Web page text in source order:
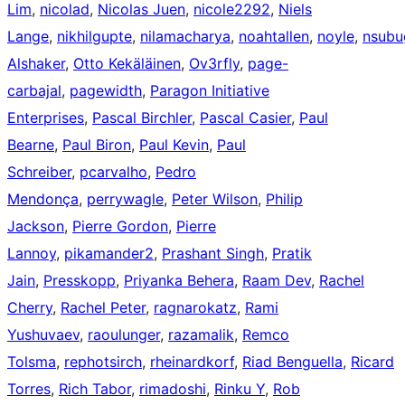
Lim, nicolad, Nicolas Juen, nicole2292, Niels
Lange, nikhilgupte, nilamacharya, noahtallen, noyle,
Alshaker, Otto Kekäläinen, Ov3rfly, page-
carbajal, pagewidth, Paragon Initiative
Enterprises, Pascal Birchler, Pascal Casier, Paul
Bearne, Paul Biron, Paul Kevin, Paul
Schreiber, pcarvalho, Pedro
Mendonça, perrywagle, Peter Wilson, Philip
Jackson, Pierre Gordon, Pierre
Lannoy, pikamander2, Prashant Singh, Pratik
Jain, Presskopp, Priyanka Behera, Raam Dev, Rachel
Cherry, Rachel Peter, ragnarokatz, Rami
Yushuvaev, raoulunger, razamalik, Remco
Tolsma, rephotsirch, rheinardkorf, Riad Benguella, Ricard
Torres, Rich Tabor, rimadoshi, Rinku Y, Rob